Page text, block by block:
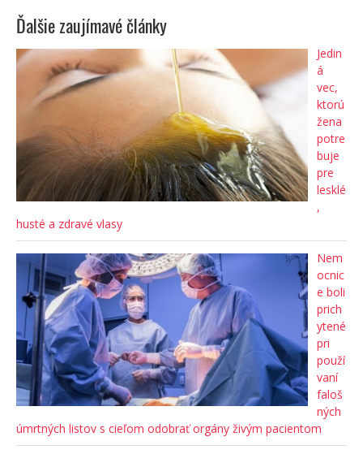
Ďalšie zaujímavé články
Jedin
á
vec,
ktorú
žena
potre
buje
pre
lesklé
,
husté a zdravé vlasy
Nem
ocnic
e boli
prich
ytené
pri
použí
vaní
faloš
ných
úmrtných listov s cieľom odobrať orgány živým pacientom